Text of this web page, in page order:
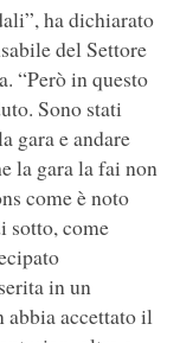
ha dichiarato
del Settore
“Però in questo
Sono stati
gara e andare
la gara la fai non
come è noto
sotto, come
in un
abbia accettato il